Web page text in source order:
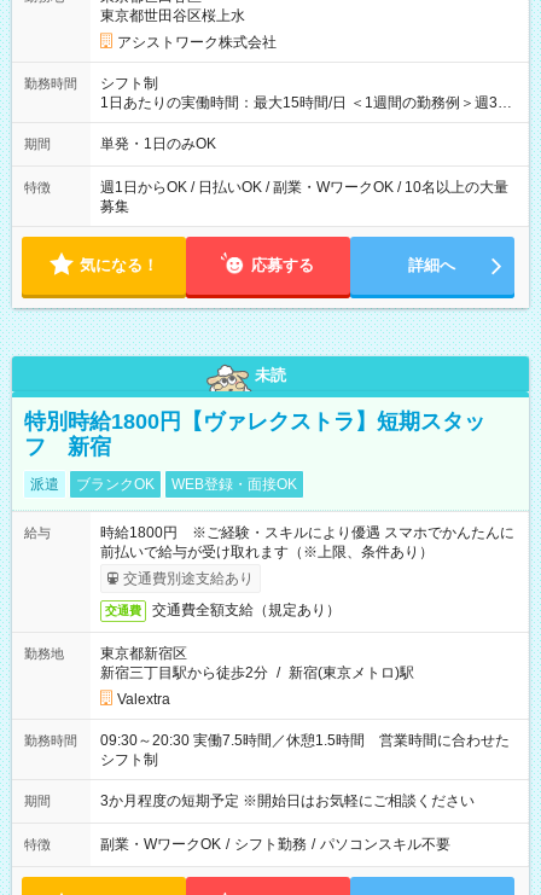
東京都世田谷区桜上水
アシストワーク株式会社
勤務時間
シフト制
1日あたりの実働時間：最大15時間/日 ＜1週間の勤務例＞週3回
勤務 勤務：月・水・金 休み：火・木・土・日 好きな時にお仕事
可能です！ ※1日あたりの最大実働時間は日勤、夜勤共に勤務し
期間 単発・1日のみOK
特徴
週1日からOK / 日払いOK / 副業・WワークOK / 10名以上の大量
募集
気になる！ 応募する 詳細へ
未読
特別時給1800円【ヴァレクストラ】短期スタッ
フ 新宿
派遣 ブランクOK WEB登録・面接OK
給与
時給1800円 ※ご経験・スキルにより優遇 スマホでかんたんに
前払いで給与が受け取れます（※上限、条件あり）
交通費別途支給あり
交通費 交通費全額支給（規定あり）
勤務地
東京都新宿区
新宿三丁目駅から徒歩2分 / 新宿(東京メトロ)駅
Valextra
勤務時間
09:30～20:30 実働7.5時間／休憩1.5時間 営業時間に合わせた
シフト制
期間 3か月程度の短期予定 ※開始日はお気軽にご相談ください
特徴 副業・WワークOK / シフト勤務 / パソコンスキル不要